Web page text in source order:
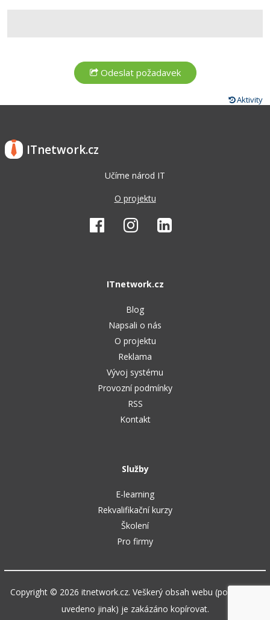
Aktivity
ITnetwork.cz
Učíme národ IT
O projektu
ITnetwork.cz
Blog
Napsali o nás
O projektu
Reklama
Vývoj systému
Provozní podmínky
RSS
Kontakt
Služby
E-learning
Rekvalifikační kurzy
Školení
Pro firmy
Copyright © 2026 itnetwork.cz. Veškerý obsah webu (pokud není
uvedeno jinak) je zakázáno kopírovat.